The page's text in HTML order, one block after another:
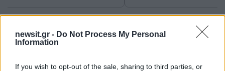
newsit.gr - Do Not Process My Personal
Information
If you wish to opt-out of the sale, sharing to third parties, or
Σχόλια